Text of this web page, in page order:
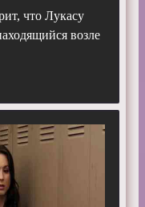
что Лукасу
возле